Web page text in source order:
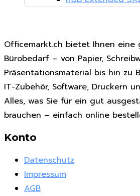
Officemarkt.ch bietet Ihnen eine
Bürobedarf – von Papier,
Präsentationsmaterial bis hin zu
IT-Zubehör, Software, Druckern
Alles, was Sie für ein gut
brauchen – einfach online
Konto
Datenschutz
Impressum
AGB